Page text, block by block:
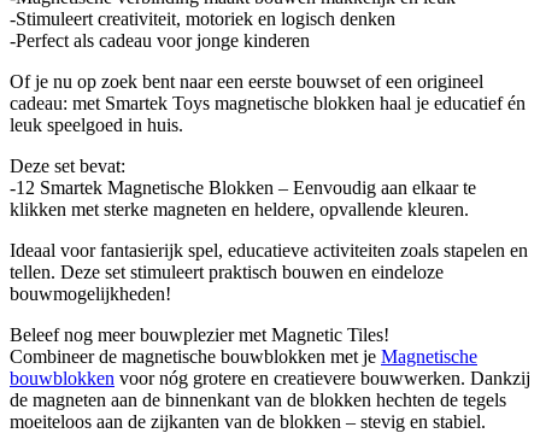
-Stimuleert creativiteit, motoriek en logisch denken
-Perfect als cadeau voor jonge kinderen
Of je nu op zoek bent naar een eerste bouwset of een origineel
cadeau: met Smartek Toys magnetische blokken haal je educatief én
leuk speelgoed in huis.
Deze set bevat:
-12 Smartek Magnetische Blokken – Eenvoudig aan elkaar te
klikken met sterke magneten en heldere, opvallende kleuren.
Ideaal voor fantasierijk spel, educatieve activiteiten zoals stapelen en
tellen. Deze set stimuleert praktisch bouwen en eindeloze
bouwmogelijkheden!
Beleef nog meer bouwplezier met Magnetic Tiles!
Combineer de magnetische bouwblokken met je Magnetische
bouwblokken voor nóg grotere en creatievere bouwwerken. Dankzij
de magneten aan de binnenkant van de blokken hechten de tegels
moeiteloos aan de zijkanten van de blokken – stevig en stabiel.